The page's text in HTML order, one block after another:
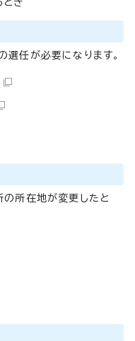
とき
任が必要になります。
の所在地が変更したと